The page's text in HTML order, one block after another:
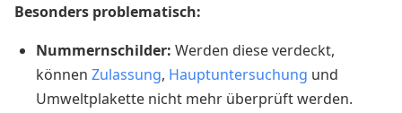
Besonders problematisch:
Nummernschilder: Werden diese verdeckt,
können Zulassung, Hauptuntersuchung und
Umweltplakette nicht mehr überprüft werden.